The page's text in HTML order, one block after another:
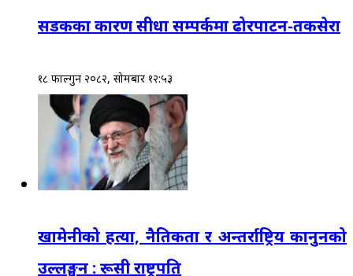
सडकका कारण सीधा सम्पर्कमा ढोरपाटन-तकसेरा
१८ फाल्गुन २०८२, सोमबार १२:५३
खामेनीको हत्या, नैतिकता र अन्तर्राष्ट्रिय कानुनको
उल्लङ्घन : रूसी राष्ट्रपति